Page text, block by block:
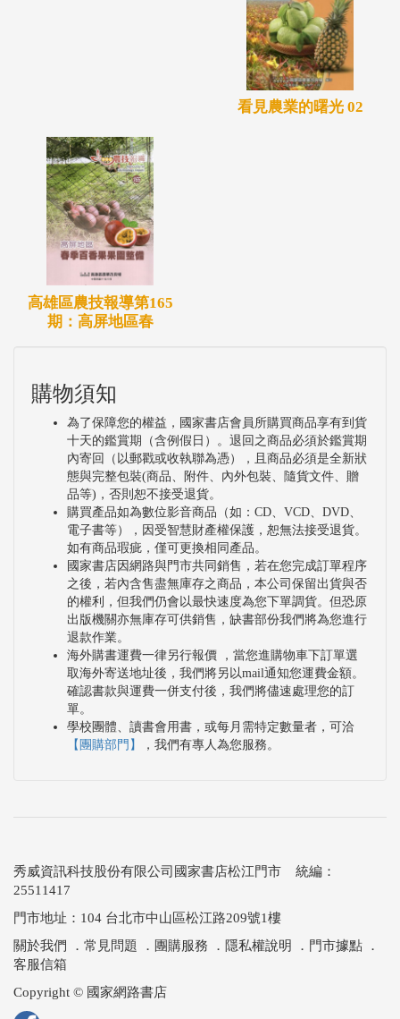
看見農業的曙光 02
高雄區農技報導第165
期：高屏地區春
購物須知
為了保障您的權益，國家書店會員所購買商品享有到貨
十天的鑑賞期（含例假日）。退回之商品必須於鑑賞期
內寄回（以郵戳或收執聯為憑），且商品必須是全新狀
態與完整包裝(商品、附件、內外包裝、隨貨文件、贈
品等)，否則恕不接受退貨。
購買產品如為數位影音商品（如：CD、VCD、DVD、
電子書等），因受智慧財產權保護，恕無法接受退貨。
如有商品瑕疵，僅可更換相同產品。
國家書店因網路與門市共同銷售，若在您完成訂單程序
之後，若內含售盡無庫存之商品，本公司保留出貨與否
的權利，但我們仍會以最快速度為您下單調貨。但恐原
出版機關亦無庫存可供銷售，缺書部份我們將為您進行
退款作業。
海外購書運費一律另行報價 ，當您進購物車下訂單選
取海外寄送地址後，我們將另以mail通知您運費金額。
確認書款與運費一併支付後，我們將儘速處理您的訂
單。
學校團體、讀書會用書，或每月需特定數量者，可洽
【團購部門】
，我們有專人為您服務。
秀威資訊科技股份有限公司國家書店松江門市 統編：
25511417
門市地址：104 台北市中山區松江路209號1樓
關於我們
． 常見問題 ． 團購服務 ． 隱私權說明 ． 門市據點 ．
客服信箱
Copyright © 國家網路書店